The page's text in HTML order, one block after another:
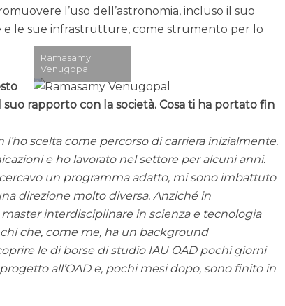
l’uso dell’astronomia, incluso il suo
e le sue infrastrutture, come strumento per lo
Ramasamy
Venugopal
rapporto con la società. Cosa ti ha portato fin
scelta come percorso di carriera inizialmente.
e ho lavorato nel settore per alcuni anni.
un programma adatto, mi sono imbattuto
direzione molto diversa. Anziché in
interdisciplinare in scienza e tecnologia
che, come me, ha un background
le di borse di studio IAU OAD pochi giorni
all’OAD e, pochi mesi dopo, sono finito in